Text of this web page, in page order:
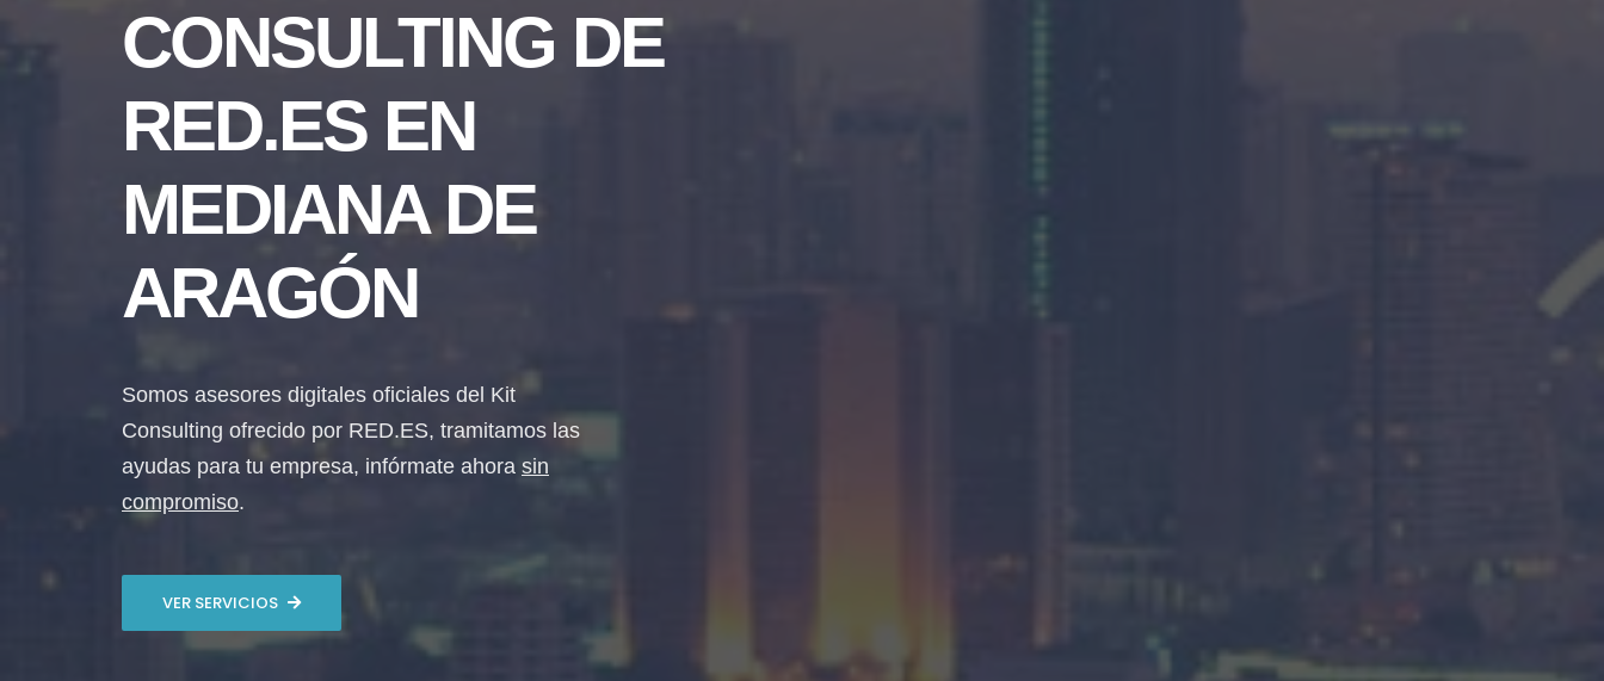
CONSULTING DE
RED.ES EN
MEDIANA DE
ARAGÓN
Somos asesores digitales oficiales del Kit
Consulting ofrecido por RED.ES, tramitamos las
ayudas para tu empresa, infórmate ahora sin
compromiso.
VER SERVICIOS